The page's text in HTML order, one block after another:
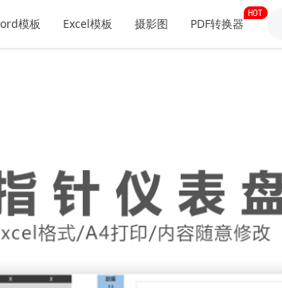
模板 Excel模板 摄影图 PDF转换器